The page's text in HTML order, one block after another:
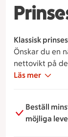
Klassisk
Önskar du en
nettovikt på
Läs mer
Beställ
möjliga